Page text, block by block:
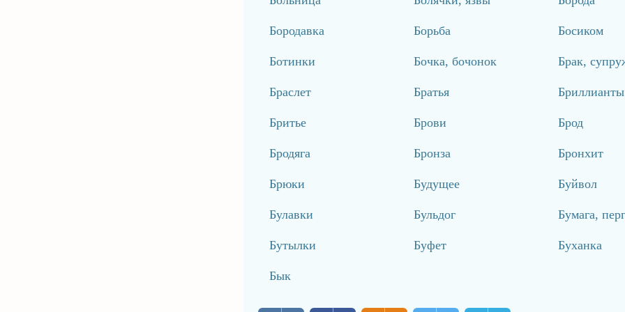
Бородавка Борьба Босиком
Ботинки Бочка, бочонок Брак,
Браслет Братья Бриллианты
Бритье Брови Брод
Бродяга Бронза Бронхит
Брюки Будущее Буйвол
Булавки Бульдог Бумага,
Бутылки Буфет Буханка
Бык